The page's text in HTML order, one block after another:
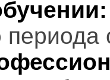
периода